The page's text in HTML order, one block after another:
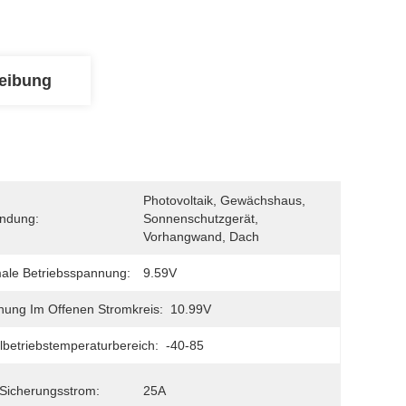
Photovoltaik, Gewächshaus,
Sonnenschutzgerät,
Vorhangwand, Dach
Betriebsspannung: 9.59V
Im Offenen Stromkreis: 10.99V
-40-85
25A